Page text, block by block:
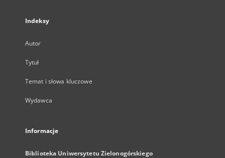
Indeksy
Autor
Tytuł
Temat i słowa kluczowe
Wydawca
Informacje
Biblioteka Uniwersytetu Zielonogórskiego